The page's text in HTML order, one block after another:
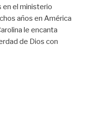
en el ministerio
años en América
le encanta
de Dios con